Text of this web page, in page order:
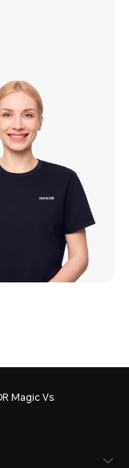
Magic Vs